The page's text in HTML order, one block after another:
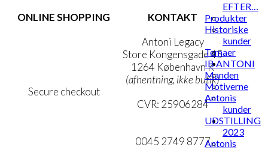
ONLINE SHOPPING
Secure checkout
KONTAKT
Antoni Legacy
Store Kongensgade 45
1264 København K
(afhentning, ikke butik)
CVR: 25906284
mail@ibantoni.com
0045 2749 8777
EFTER…
Produkter
Historiske
kunder
Temaer
IB ANTONI
Manden
Motiverne
Antonis
kunder
UDSTILLING
2023
Antonis